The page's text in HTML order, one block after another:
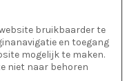
bruikbaarder te
en toegang
mogelijk te maken.
niet naar behoren